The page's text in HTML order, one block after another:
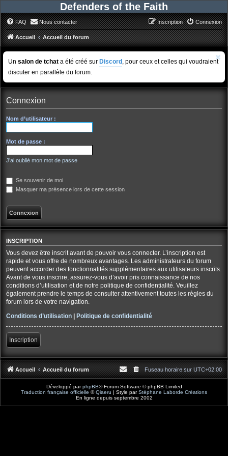
Defenders of the Faith
FAQ Nous contacter Connexion
Inscription
Accueil Accueil du forum
Un salon de tchat a été créé sur Discord , pour ceux et celles qui voudraient
discuter en parallèle du forum.
Connexion
Nom d’utilisateur :
Mot de passe :
J’ai oublié mon mot de passe
Se souvenir de moi
Masquer ma présence lors de cette session
INSCRIPTION
Vous devez être inscrit avant de pouvoir vous connecter. L’inscription est
rapide et vous offre de nombreux avantages. Les administrateurs du forum
peuvent accorder des fonctionnalités supplémentaires aux utilisateurs inscrits.
Avant de vous inscrire, assurez-vous d’avoir pris connaissance de nos
conditions d’utilisation et de notre politique de confidentialité. Veuillez
également prendre le temps de consulter attentivement toutes les règles du
forum lors de votre navigation.
Conditions d’utilisation | Politique de confidentialité
Inscription
Accueil Accueil du forum Fuseau horaire surUTC+02:00
Développé parphpBB® Forum Software © phpBB Limited
Traduction française officielle ©Qiaeru | Style parStéphane Laborde Créations
En ligne depuis septembre 2002